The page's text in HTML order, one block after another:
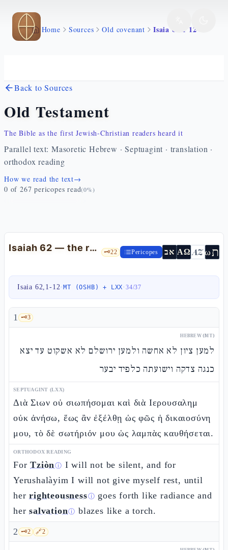
Skip to main content
Home Sources Old covenant Isaia 62 1 12
Back to Sources
Old Testament
The Bible as the first Jewish-Christian readers heard it
Parallel text: Masoretic Hebrew · Septuagint · translation ·
orthodox reading
How we read the text→
0 of 267 pericopes read(0%)
Isaiah 62 — the renaming of Zion and the nuptial metaphor 🗝️22 Pericopes אב ΑΩ AZωת
Isaia 62,1-12·MT (OSHB) + LXX·34/37
1 🗝️3
HEBREW (MT)
למען ציון לא אחשה ולמען ירושלם לא אשקוט עד יצא
כנגה צדקה וישועתה כלפיד יבער
SEPTUAGINT (LXX)
Διὰ Σιων οὐ σιωπήσομαι καὶ διὰ Ιερουσαλημ
οὐκ ἀνήσω, ἕως ἂν ἐξέλθῃ ὡς φῶς ἡ δικαιοσύνη
μου, τὸ δὲ σωτήριόν μου ὡς λαμπὰς καυθήσεται.
ORTHODOX READING
ForTziònⓘ I will not be silent, and for
Yerushalàyim I will not give myself rest, until
herrighteousnessⓘ goes forth like radiance and
hersalvationⓘ blazes like a torch.
2 🗝️2 🔗2